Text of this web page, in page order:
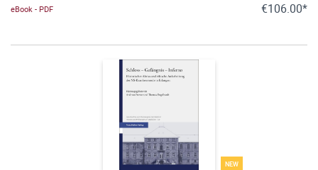
eBook - PDF €106.00*
NEW